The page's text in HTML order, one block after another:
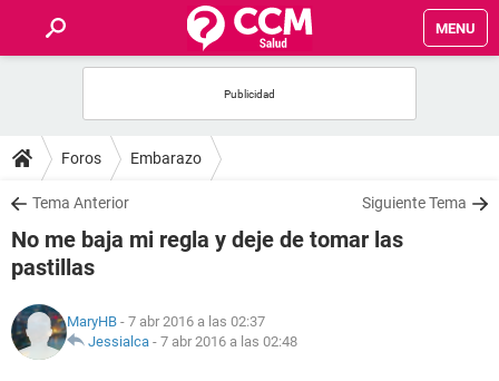
MENU
FOROS
SALUD
FAMILIA
NUTRICIÓN
Foros Embarazo
Tema Anterior Siguiente Tema
No me baja mi regla y deje de tomar las
pastillas
MaryHB - 7 abr 2016 a las 02:37
Jessialca - 7 abr 2016 a las 02:48